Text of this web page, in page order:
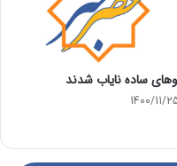
ساده نایاب شدند
1400/11/